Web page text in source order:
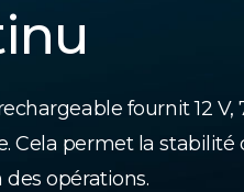
fournit 12
Cela permet la stabilité
opérations.